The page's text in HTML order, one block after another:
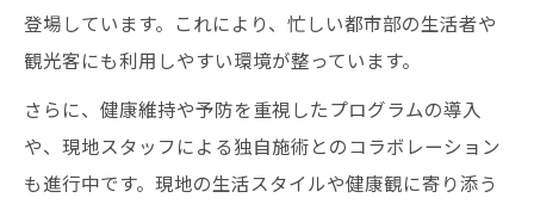
登場しています。これにより、忙しい都市部の生活者や
観光客にも利用しやすい環境が整っています。
さらに、健康維持や予防を重視したプログラムの導入
や、現地スタッフによる独自施術とのコラボレーション
も進行中です。現地の生活スタイルや健康観に寄り添う